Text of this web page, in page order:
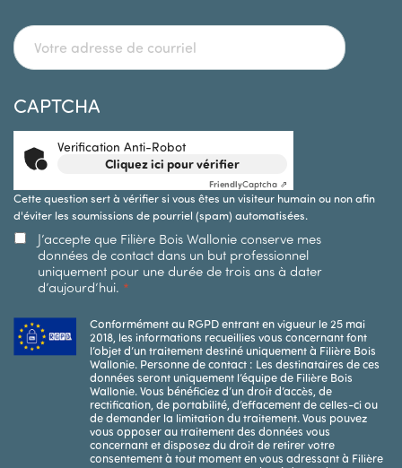
CAPTCHA
Verification Anti-Robot
Cliquez ici pour vérifier
FriendlyCaptcha ⇗
Cette question sert à vérifier si vous êtes un visiteur humain ou non afin
d'éviter les soumissions de pourriel (spam) automatisées.
J’accepte que Filière Bois Wallonie conserve mes
données de contact dans un but professionnel
uniquement pour une durée de trois ans à dater
d’aujourd’hui.
Conformément au RGPD entrant en vigueur le 25 mai
2018, les informations recueillies vous concernant font
l’objet d’un traitement destiné uniquement à Filière Bois
Wallonie. Personne de contact : Les destinataires de ces
données seront uniquement l’équipe de Filière Bois
Wallonie. Vous bénéficiez d’un droit d’accès, de
rectification, de portabilité, d’effacement de celles-ci ou
de demander la limitation du traitement. Vous pouvez
vous opposer au traitement des données vous
concernant et disposez du droit de retirer votre
consentement à tout moment en vous adressant à Filière